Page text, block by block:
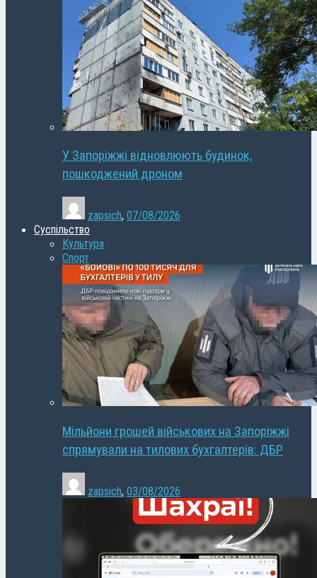
У Запоріжжі відновлюють будинок,
пошкоджений дроном
zapsich, 07/08/2026
Суспільство
Культура
Спорт
Мільйони грошей військових на Запоріжжі
спрямували на тилових бухгалтерів: ДБР
zapsich, 03/08/2026